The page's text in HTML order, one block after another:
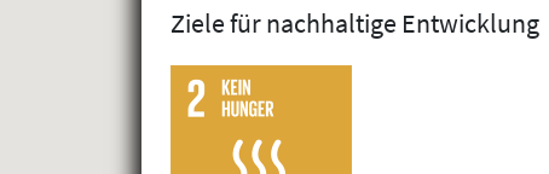
Ziele für nachhaltige Entwicklung